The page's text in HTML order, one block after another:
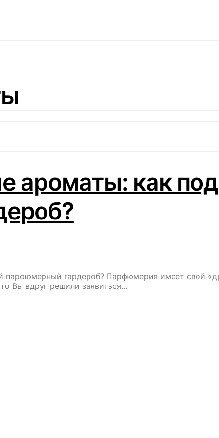
ароматы: как
парфюмерный гардероб? Парфюмерия имеет свой
Вы вдруг решили заявиться…